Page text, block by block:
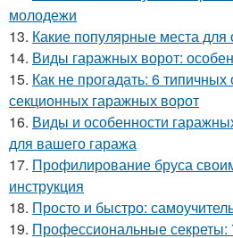
молодежи
13. Какие популярные места для
14. Виды гаражных ворот:
15. Как не прогадать: 6
секционных гаражных ворот
16. Виды и особенности
для вашего гаража
17. Профилирование бруса
инструкция
18. Просто и быстро:
19. Профессиональные секреты: